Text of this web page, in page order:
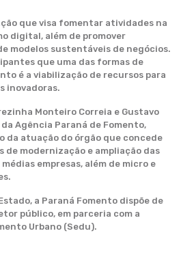
que visa fomentar atividades na
digital, além de promover
modelos sustentáveis de negócios.
que uma das formas de
é a viabilização de recursos para
inovadoras.
Monteiro Correia e Gustavo
Agência Paraná de Fomento,
da atuação do órgão que concede
de modernização e ampliação das
empresas, além de micro e
a Paraná Fomento dispõe de
público, em parceria com a
Urbano (Sedu).